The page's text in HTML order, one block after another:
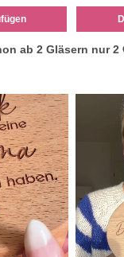
ab 2 Gläsern nur 2